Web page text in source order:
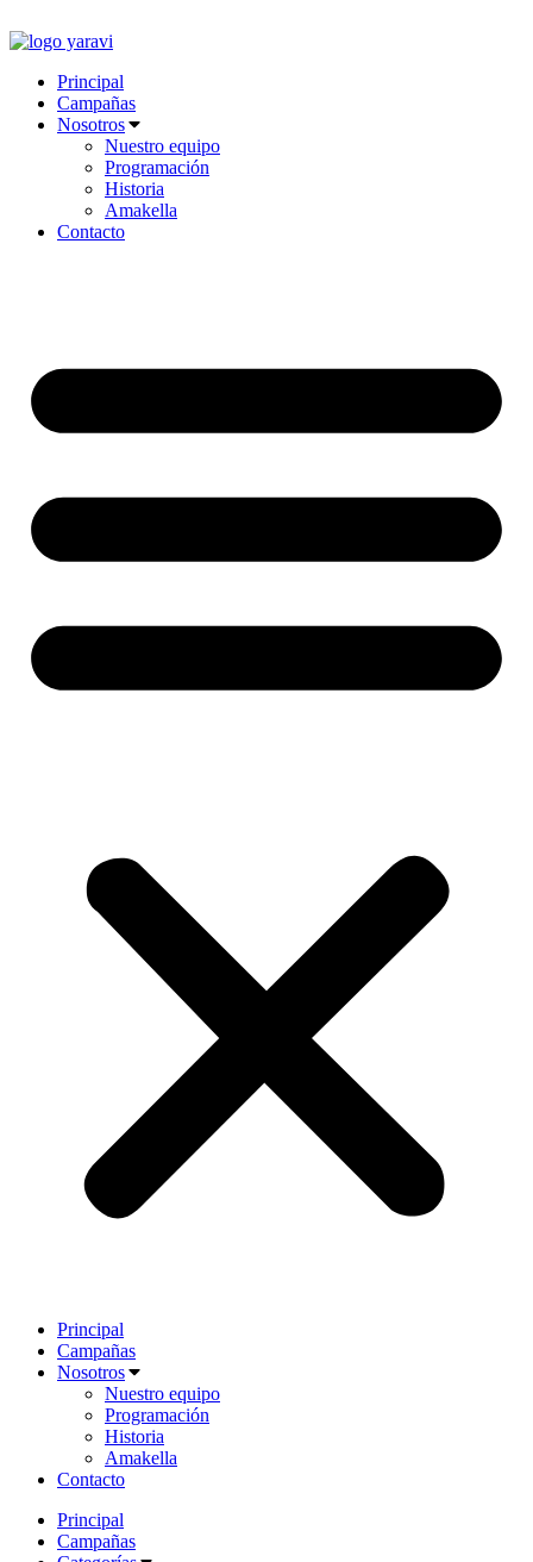
al
Principal
Campañas
Nosotros
Nuestro equipo
Programación
Historia
Amakella
Contacto
Principal
Campañas
Nosotros
Nuestro equipo
Programación
Historia
Amakella
Contacto
Principal
Campañas